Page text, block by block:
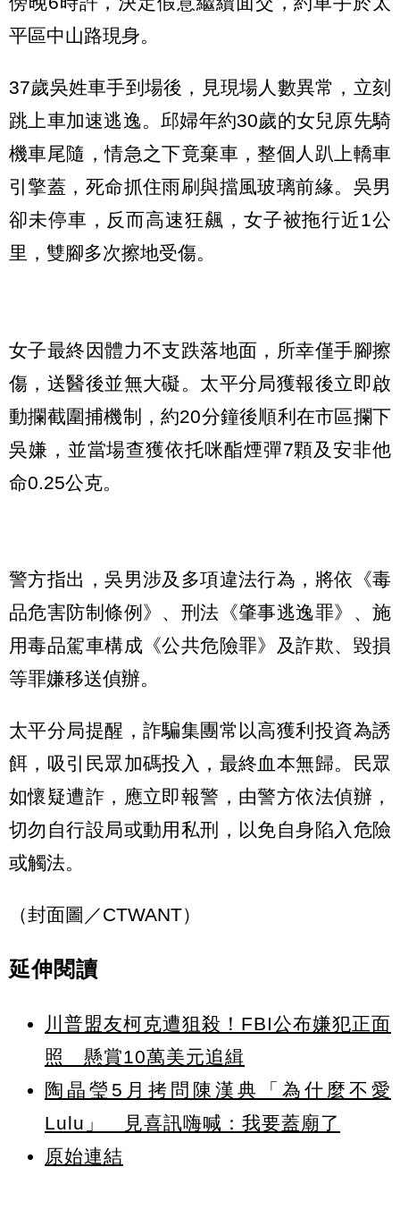
平區中山路現身。
37歲吳姓車手到場後，見現場人數異常，立刻
跳上車加速逃逸。邱婦年約30歲的女兒原先騎
機車尾隨，情急之下竟棄車，整個人趴上轎車
引擎蓋，死命抓住雨刷與擋風玻璃前緣。吳男
卻未停車，反而高速狂飆，女子被拖行近1公
里，雙腳多次擦地受傷。
女子最終因體力不支跌落地面，所幸僅手腳擦
傷，送醫後並無大礙。太平分局獲報後立即啟
動攔截圍捕機制，約20分鐘後順利在市區攔下
吳嫌，並當場查獲依托咪酯煙彈7顆及安非他
命0.25公克。
警方指出，吳男涉及多項違法行為，將依《毒
品危害防制條例》、刑法《肇事逃逸罪》、施
用毒品駕車構成《公共危險罪》及詐欺、毀損
等罪嫌移送偵辦。
太平分局提醒，詐騙集團常以高獲利投資為誘
餌，吸引民眾加碼投入，最終血本無歸。民眾
如懷疑遭詐，應立即報警，由警方依法偵辦，
切勿自行設局或動用私刑，以免自身陷入危險
或觸法。
（封面圖／CTWANT）
延伸閱讀
川普盟友柯克遭狙殺！FBI公布嫌犯正面
照 懸賞10萬美元追緝
陶晶瑩5月拷問陳漢典「為什麼不愛
Lulu」 見喜訊嗨喊：我要蓋廟了
原始連結